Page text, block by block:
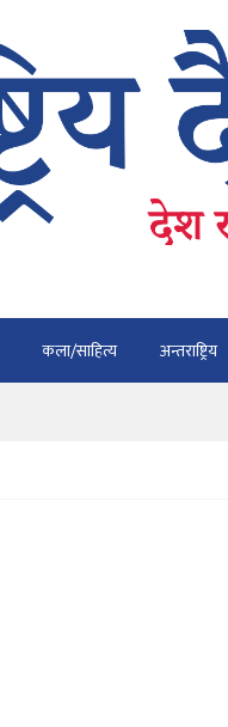
कला/साहित्य अन्तराष्ट्रिय